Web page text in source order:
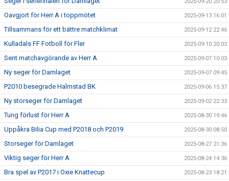
Oavgjort för Herr A i toppmötet 2025-09-13 16:01
Tillsammans för ett bättre matchklimat 2025-09-12 22:46
Kulladals FF Fotboll för Fler 2025-09-10 20:03
Sent matchavgörande av Herr A 2025-09-07 10:03
Ny seger för Damlaget 2025-09-07 09:45
P2010 besegrade Halmstad BK 2025-09-06 15:37
Ny storseger för Damlaget 2025-09-02 22:33
Tung förlust för Herr A 2025-08-30 19:46
Uppåkra Bilia Cup med P2018 och P2019 2025-08-30 08:50
Storseger för Damlaget 2025-08-27 21:36
Viktig seger för Herr A 2025-08-24 14:36
Bra spel av P2017 i Oxie Knattecup 2025-08-23 18:21